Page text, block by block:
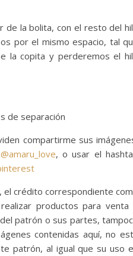
de la bolita, con el resto del
por el mismo espacio, tal
la copita y perderemos el
de separación
compartirme sus
@amaru_love, o usar el
el crédito correspondiente
productos para venta
patrón o sus partes,
contenidas aquí, no
patrón, al igual que su uso